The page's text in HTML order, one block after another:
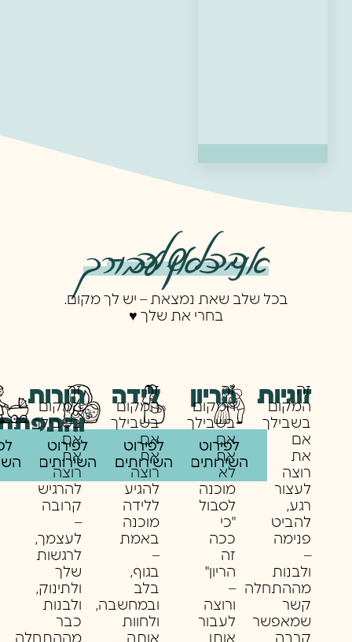
בכל שלב -
אני כאן עבורך
בכל שלב שאת נמצאת – יש לך מקום.
בחרי את שלך ♥️
זוגיות
זה
המקום
בשבילך
אם
את
רוצה
לעצור
רגע,
להביט
פנימה
–
ולבנות
מההתחלה
קשר
שמאפשר
קרבה
לפירוט
השירותים
הריון
זה
המקום
בשבילך
אם
את
לא
מוכנה
לסבול
"כי
ככה
זה
הריון"
–
ורוצה
לעבור
אותו
לפירוט
השירותים
לידה
זה
המקום
בשבילך
אם
את
רוצה
להגיע
ללידה
מוכנה
באמת
–
בגוף,
בלב
ובמחשבה,
ולחוות
אותה
לפירוט
השירותים
הורות
זה
המקום
בשבילך
אם
את
רוצה
להרגיש
קרובה
–
לעצמך,
לרגשות
שלך
ולתינוק,
ולבנות
כבר
מההתחלה